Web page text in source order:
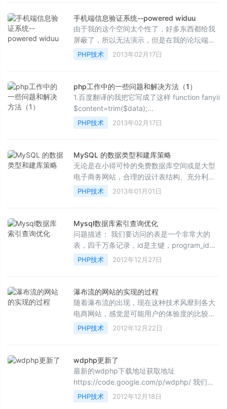
手机端信息验证系统--powered widuu
由于我的这个空间太个性了，好多东西都给我
屏蔽了，所以无法演示，但是在我的论坛端，
我做了演示大家可以发送内容给我！ 测试地址
http://www.0...
PHP技术 2013年02月17日
php工作中的一些问题和解决方法（1）
1.百度翻译的我把它写成了这样 function fanyi($data){
$content=trim($data);
$api=@file_get_contents(&quot;http://
PHP技术 2013年02月17日
MySQL 的数据类型和建库策略
无论是在小得可怜的免费数据库空间或是大型
电子商务网站，合理的设计表结构、充分利用
空间是十分必要的。这就要求我们对数据库系
统的常用数据类型...
PHP技术 2013年01月01日
Mysql数据库索引查询优化
问题描述： 我们要访问的表是一个非常大的
表，四千万条记录，id是主键，program_id上
PHP技术 2012年12月27日
瀑布流的网站的实现的过程
随着瀑布流的出现，现在这种技术风靡到各大
电商网站，感觉是可能用户的体验度的比较高
不？？？ 今天我就给大家代码，今天有点事太
麻烦，所...
PHP技术 2012年12月22日
wdphp更新了
最新的wdphp下载地址获取地址
https://code.google.com/p/wdphp/ 我们最
大的支持了各种平台的兼容性，包括性能的优
PHP技术 2012年12月18日